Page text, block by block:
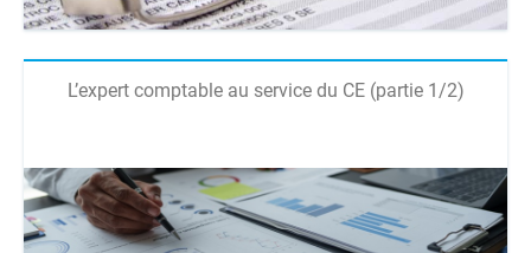
L’expert comptable au service du CE (partie 1/2)